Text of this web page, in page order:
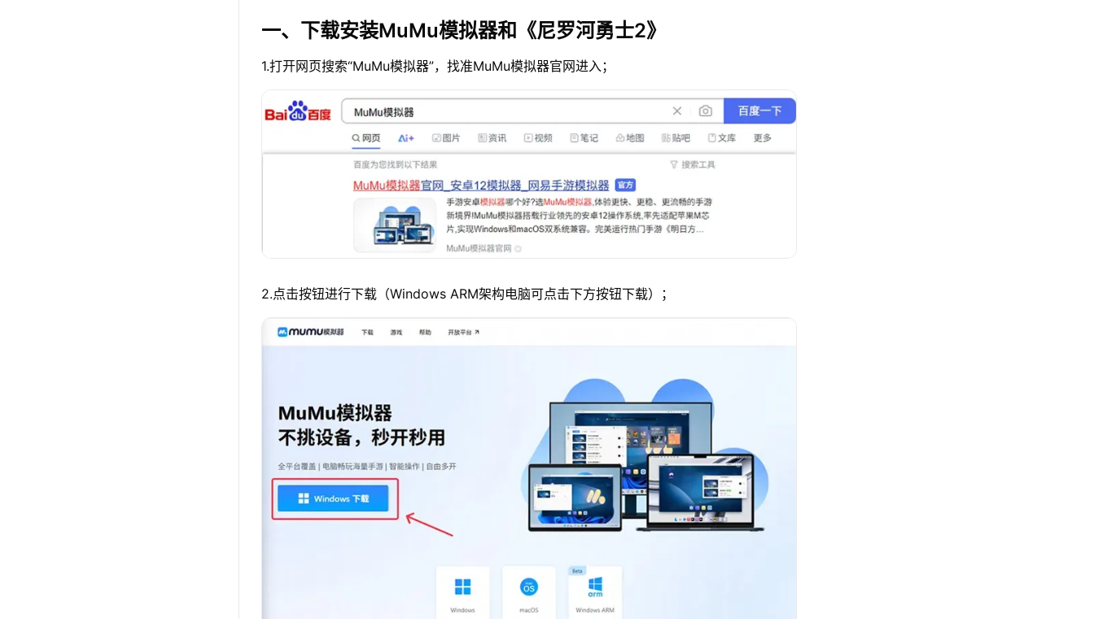
一、下载安装MuMu模拟器和《尼罗河勇士2》
1.打开网页搜索“MuMu模拟器”，找准MuMu模拟器官网进入；
2.点击按钮进行下载（Windows ARM架构电脑可点击下方按钮下载）；